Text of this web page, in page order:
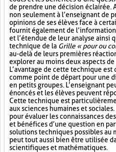
de prendre une décision éclairée.
non seulement à l’enseignant de
opinions de ses élèves face à
fournit également de
et l’étendue de leur analyse ainsi
technique de la Grille « pour ou
au-delà de leurs premières
explorer au moins deux aspects
L’avantage de cette technique
comme point de départ pour une
en petits groupes. L’enseignant
énoncés et les élèves peuvent
Cette technique est
aux sciences humaines et
pour évaluer les connaissances
et bénéfices d’une question en
solutions techniques possibles au
peut tout aussi bien être utilisée
scientifiques et mathématiques.